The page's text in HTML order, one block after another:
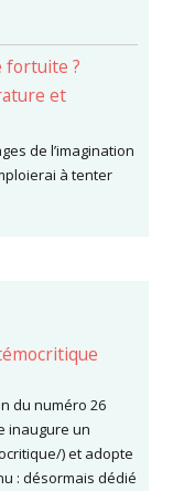
fortuite ?
et
de l’imagination
à tenter
du numéro 26
inaugure un
) et adopte
: désormais dédié